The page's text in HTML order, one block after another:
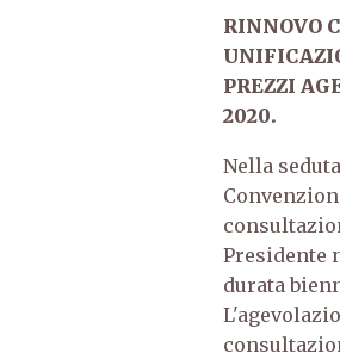
RINNOVO
PREZZI
2020.
Nella
Presidente
durata